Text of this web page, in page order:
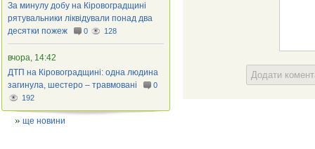
Додати
За минулу добу на Кіровоградщині
рятувальники ліквідували понад два
десятки пожеж
0 128
вчора, 14:42
ДТП на Кіровоградщині: одна людина
загинула, шестеро – травмовані
0
192
ще новини